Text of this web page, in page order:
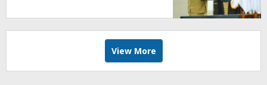
Tolak Ukur Pemerintah
View More